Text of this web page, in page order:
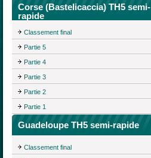
Corse (Bastelicaccia) TH5 semi-
rapide
Classement final
Partie 5
Partie 4
Partie 3
Partie 2
Partie 1
Guadeloupe TH5 semi-rapide
Classement final